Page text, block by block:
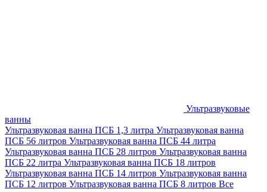
Ультразвуковые
ванны
Ультразвуковая ванна ПСБ 1,3 литра Ультразвуковая ванна
ПСБ 56 литров Ультразвуковая ванна ПСБ 44 литра
Ультразвуковая ванна ПСБ 28 литров Ультразвуковая ванна
ПСБ 22 литра Ультразвуковая ванна ПСБ 18 литров
Ультразвуковая ванна ПСБ 14 литров Ультразвуковая ванна
ПСБ 12 литров Ультразвуковая ванна ПСБ 8 литров Все